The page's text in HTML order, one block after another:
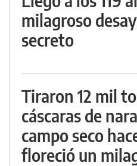
milagroso
secreto
Tiraron 12 mil
cáscaras de
campo seco
floreció un